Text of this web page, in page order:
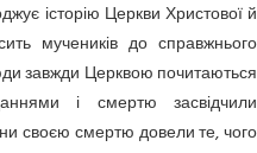
історію Церкви Христової й
мучеників до справжнього
завжди Церквою почитаються
і смертю засвідчили
своєю смертю довели те, чого